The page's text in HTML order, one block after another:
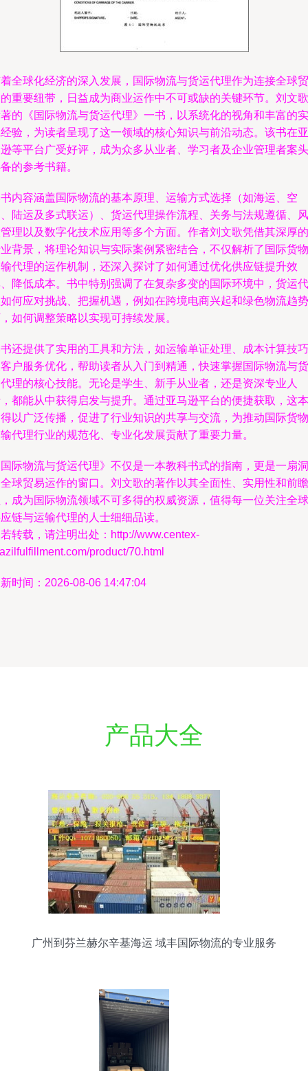
全球化经济的深入发展，国际物流与货运代理作为连接全球贸
重要纽带，日益成为商业运作中不可或缺的关键环节。刘文歌
的《国际物流与货运代理》一书，以系统化的视角和丰富的实
验，为读者呈现了这一领域的核心知识与前沿动态。该书在亚
等平台广受好评，成为众多从业者、学习者及企业管理者案头
的参考书籍。
内容涵盖国际物流的基本原理、运输方式选择（如海运、空
陆运及多式联运）、货运代理操作流程、关务与法规遵循、风
理以及数字化技术应用等多个方面。作者刘文歌凭借其深厚的
背景，将理论知识与实际案例紧密结合，不仅解析了国际货物
代理的运作机制，还深入探讨了如何通过优化供应链提升效
降低成本。书中特别强调了在复杂多变的国际环境中，货运代
何应对挑战、把握机遇，例如在跨境电商兴起和绿色物流趋势
如何调整策略以实现可持续发展。
还提供了实用的工具和方法，如运输单证处理、成本计算技巧
户服务优化，帮助读者从入门到精通，快速掌握国际物流与货
理的核心技能。无论是学生、新手从业者，还是资深专业人
都能从中获得启发与提升。通过亚马逊平台的便捷获取，这本
以广泛传播，促进了行业知识的共享与交流，为推动国际货物
代理行业的规范化、专业化发展贡献了重要力量。
际物流与货运代理》不仅是一本教科书式的指南，更是一扇洞
球贸易运作的窗口。刘文歌的著作以其全面性、实用性和前瞻
成为国际物流领域不可多得的权威资源，值得每一位关注全球
链与运输代理的人士细细品读。
转载，请注明出处：http://www.centex-
product/70.html
时间：2026-08-06 14:47:04
产品大全
广州到芬兰赫尔辛基海运 域丰国际物流的专业服务